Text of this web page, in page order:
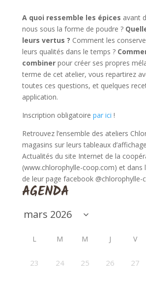
A quoi ressemble les épices avant
nous sous la forme de poudre ?
leurs vertus ? Comment les
leurs qualités dans le temps ?
combinerpour créer ses propres
terme de cet atelier, vous repartirez
toutes ces questions, et quelques
application.
Inscription obligatoire par ici !
Retrouvez l’ensemble des ateliers
magasins sur leurs tableaux
Actualités du site Internet de la
(www.chlorophylle-coop.com) et dans
de leur page facebook @chlorophylle-
AGENDA
L M M J V
23 24 25 26 27